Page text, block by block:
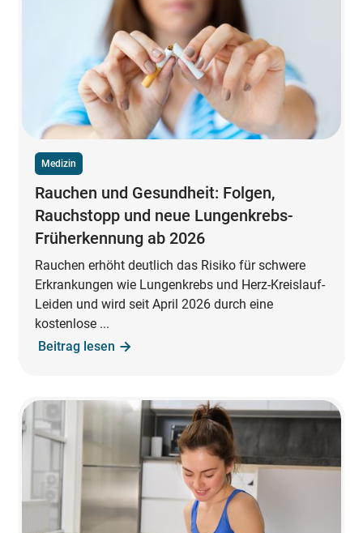
Medizin
Rauchen und Gesundheit: Folgen,
Rauchstopp und neue Lungenkrebs-
Früherkennung ab 2026
Rauchen erhöht deutlich das Risiko für schwere
Erkrankungen wie Lungenkrebs und Herz-Kreislauf-
Leiden und wird seit April 2026 durch eine
kostenlose ...
Beitrag lesen